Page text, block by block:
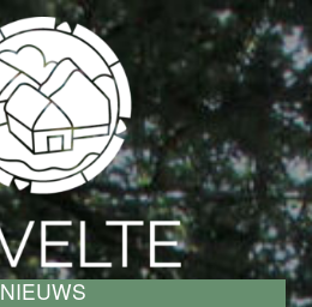
NIEUWS